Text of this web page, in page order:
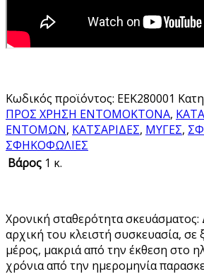
Κωδικός προϊόντος: ΕΕΚ280001
ΠΡΟΣ ΧΡΗΣΗ ΕΝΤΟΜΟΚΤΟΝΑ,
ΕΝΤΟΜΩΝ, ΚΑΤΣΑΡΙΔΕΣ, ΜΥΓΕΣ,
ΣΦΗΚΟΦΩΛΙΕΣ
Βάρος 1 κ.
Χρονική σταθερότητα σκευάσματος:
αρχική του κλειστή συσκευασία, σε
μέρος, μακριά από την έκθεση στο
χρόνια από την ημερομηνία